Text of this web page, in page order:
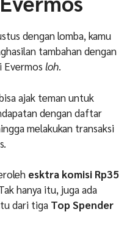
dengan lomba, kamu
tambahan dengan
Evermos loh.
ajak teman untuk
dengan daftar
melakukan transaksi
esktra komisi Rp35
hanya itu, juga ada
dari tiga Top Spender